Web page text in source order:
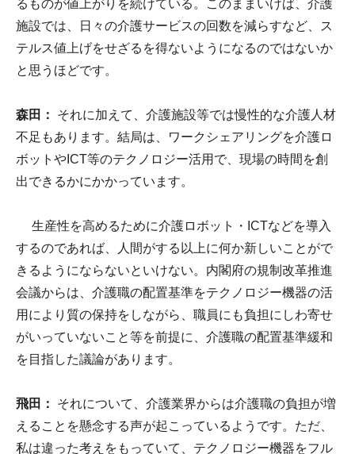
るものが値上がりを続けている。このままいけば、介護
施設では、日々の介護サービスの回数を減らすなど、ス
テルス値上げをせざるを得ないようになるのではないか
と思うほどです。
森田：
それに加えて、介護施設等では慢性的な介護人材
不足もあります。結局は、ワークシェアリングを介護ロ
ボットやICT等のテクノロジー活用で、現場の時間を創
出できるかにかかっています。
生産性を高めるために介護ロボット・ICTなどを導入
するのであれば、人間がする以上に何か新しいことがで
きるようにならないといけない。内閣府の規制改革推進
会議からは、介護職の配置基準をテクノロジー機器の活
用により質の保持をしながら、職員にも負担にしわ寄せ
がいっていないこと等を前提に、介護職の配置基準緩和
を目指した議論があります。
飛田：
それについて、介護業界からは介護職の負担が増
えることを懸念する声が起こっているようです。ただ、
私は違った考えをもっていて、テクノロジー機器をフル